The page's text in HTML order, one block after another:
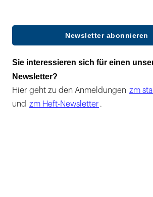
Newsletter abonnieren
Sie interessieren sich für einen
Newsletter?
Hier geht zu den Anmeldungen zm
und zm Heft-Newsletter .